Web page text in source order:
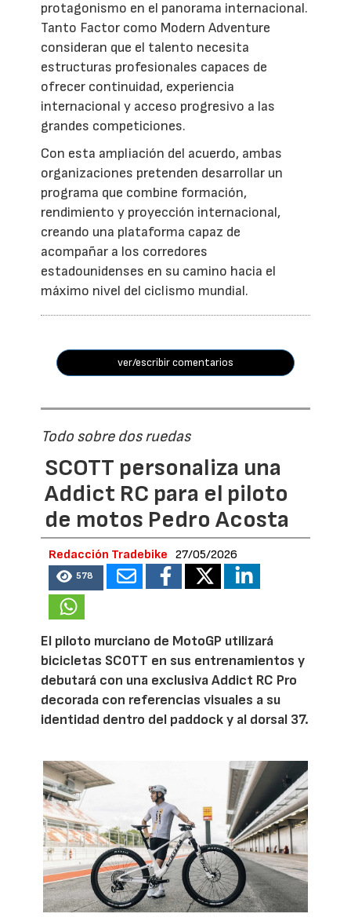
protagonismo en el panorama internacional.
Tanto Factor como Modern Adventure
consideran que el talento necesita
estructuras profesionales capaces de
ofrecer continuidad, experiencia
internacional y acceso progresivo a las
grandes competiciones.
Con esta ampliación del acuerdo, ambas
organizaciones pretenden desarrollar un
programa que combine formación,
rendimiento y proyección internacional,
creando una plataforma capaz de
acompañar a los corredores
estadounidenses en su camino hacia el
máximo nivel del ciclismo mundial.
ver/escribir comentarios
Todo sobre dos ruedas
SCOTT personaliza una
Addict RC para el piloto
de motos Pedro Acosta
Redacción Tradebike 27/05/2026
578
El piloto murciano de MotoGP utilizará
bicicletas SCOTT en sus entrenamientos y
debutará con una exclusiva Addict RC Pro
decorada con referencias visuales a su
identidad dentro del paddock y al dorsal 37.